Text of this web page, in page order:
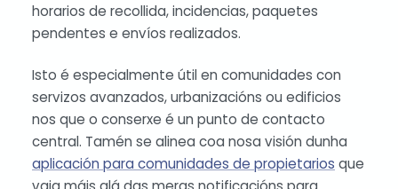
horarios de recollida, incidencias, paquetes
pendentes e envíos realizados.
Isto é especialmente útil en comunidades con
servizos avanzados, urbanizacións ou edificios
nos que o conserxe é un punto de contacto
central. Tamén se alinea coa nosa visión dunha
aplicación para comunidades de propietarios que